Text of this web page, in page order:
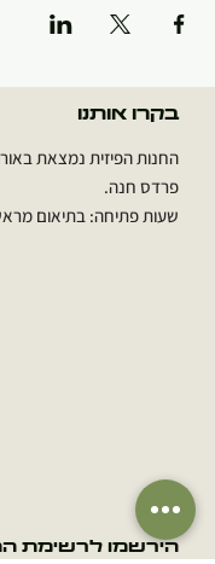
בקרו אותנו
החנות הפיזית נמצאת
פרדס חנה.
שעות פתיחה: בתיאום
הירשמו לרשימת